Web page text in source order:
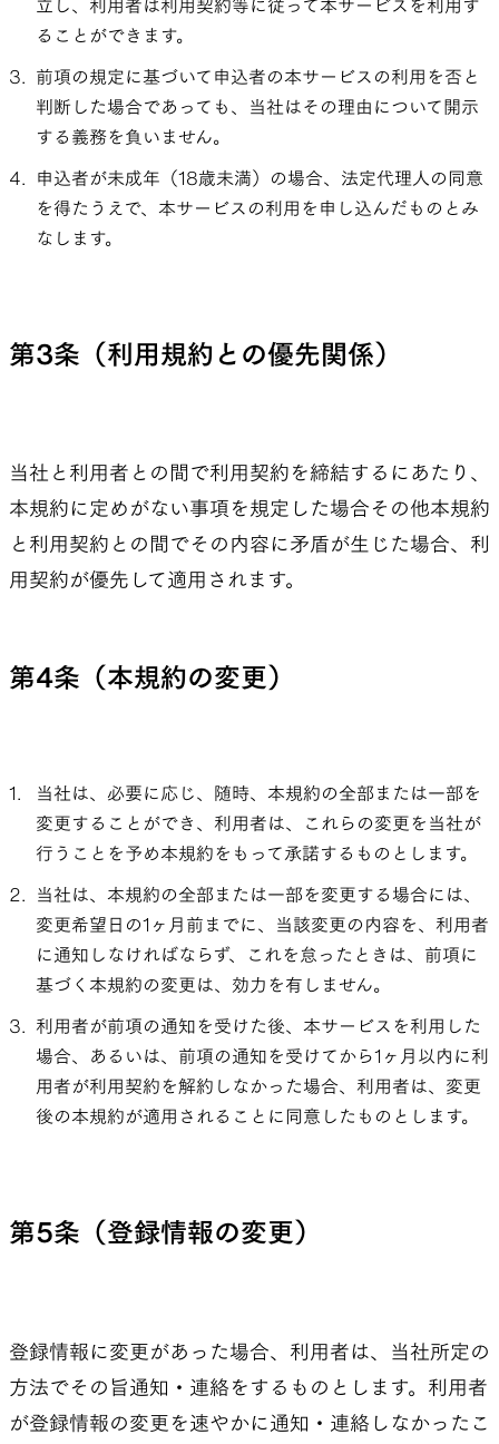
立し、利用者は利用契約等に従って本サービスを利用す
ることができます。
前項の規定に基づいて申込者の本サービスの利用を否と
判断した場合であっても、当社はその理由について開示
する義務を負いません。
申込者が未成年（18歳未満）の場合、法定代理人の同意
を得たうえで、本サービスの利用を申し込んだものとみ
なします。
第3条（利用規約との優先関係）
当社と利用者との間で利用契約を締結するにあたり、
本規約に定めがない事項を規定した場合その他本規約
と利用契約との間でその内容に矛盾が生じた場合、利
用契約が優先して適用されます。
第4条（本規約の変更）
当社は、必要に応じ、随時、本規約の全部または一部を
変更することができ、利用者は、これらの変更を当社が
行うことを予め本規約をもって承諾するものとします。
当社は、本規約の全部または一部を変更する場合には、
変更希望日の1ヶ月前までに、当該変更の内容を、利用者
に通知しなければならず、これを怠ったときは、前項に
基づく本規約の変更は、効力を有しません。
利用者が前項の通知を受けた後、本サービスを利用した
場合、あるいは、前項の通知を受けてから1ヶ月以内に利
用者が利用契約を解約しなかった場合、利用者は、変更
後の本規約が適用されることに同意したものとします。
第5条（登録情報の変更）
登録情報に変更があった場合、利用者は、当社所定の
方法でその旨通知・連絡をするものとします。利用者
が登録情報の変更を速やかに通知・連絡しなかったこ